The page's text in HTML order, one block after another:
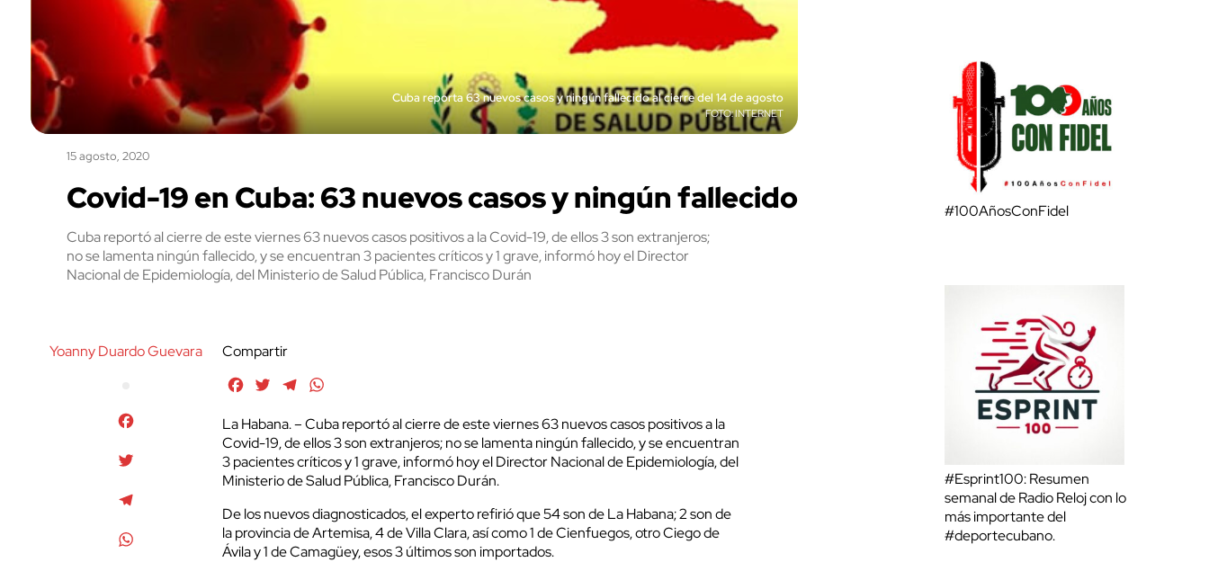
Cuba reporta 63 nuevos casos y ningún fallecido al cierre del 14 de agosto
INTERNET
15 agosto, 2020
Covid-19 en Cuba: 63 nuevos casos y ningún fallecido
Cuba reportó al cierre de este viernes 63 nuevos casos positivos a la Covid-19, de ellos 3 son extranjeros;
no se lamenta ningún fallecido, y se encuentran 3 pacientes críticos y 1 grave, informó hoy el Director
Nacional de Epidemiología, del Ministerio de Salud Pública, Francisco Durán
Yoanny Duardo Guevara
Compartir
FacebookTwitterTelegram
La Habana. – Cuba reportó al cierre de este viernes 63 nuevos casos positivos a la
Covid-19, de ellos 3 son extranjeros; no se lamenta ningún fallecido, y se encuentran
3 pacientes críticos y 1 grave, informó hoy el Director Nacional de Epidemiología, del
Ministerio de Salud Pública, Francisco Durán.
De los nuevos diagnosticados, el experto refirió que 54 son de La Habana; 2 son de
la provincia de Artemisa, 4 de Villa Clara, así como 1 de Cienfuegos, otro Ciego de
Ávila y 1 de Camagüey, esos 3 últimos son importados.
#100AñosConFidel
#Esprint100: Resumen
semanal de Radio Reloj con lo
más importante del
#deportecubano.